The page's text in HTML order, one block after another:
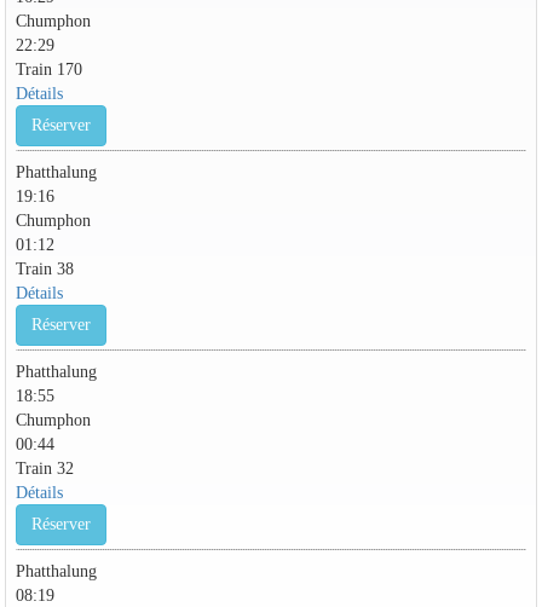
Chumphon
22:29
Train 170
Détails
Réserver
Phatthalung
19:16
Chumphon
01:12
Train 38
Détails
Réserver
Phatthalung
18:55
Chumphon
00:44
Train 32
Détails
Réserver
Phatthalung
08:19